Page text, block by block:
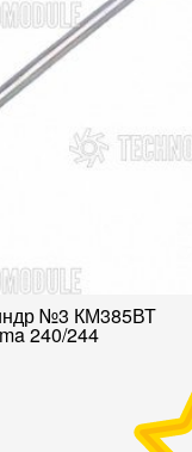
№3 КМ385ВТ
240/244